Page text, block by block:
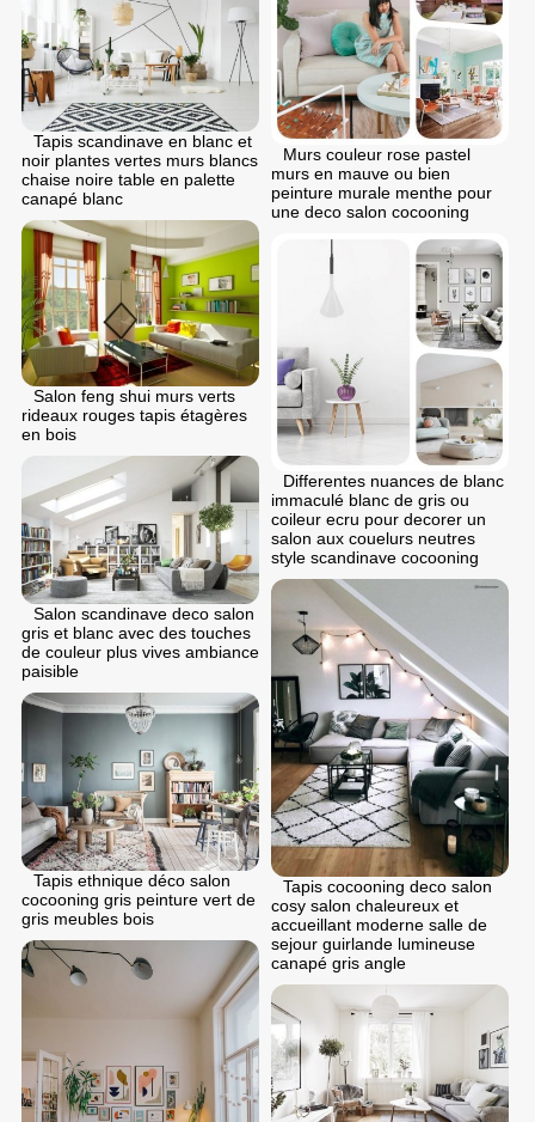
Murs couleur rose pastel
murs en mauve ou bien
peinture murale menthe pour
une deco salon cocooning
Tapis scandinave en blanc et
noir plantes vertes murs blancs
chaise noire table en palette
canapé blanc
Salon feng shui murs verts
rideaux rouges tapis étagères
en bois
Differentes nuances de blanc
immaculé blanc de gris ou
coileur ecru pour decorer un
salon aux couelurs neutres
style scandinave cocooning
Salon scandinave deco salon
gris et blanc avec des touches
de couleur plus vives ambiance
paisible
Tapis cocooning deco salon
cosy salon chaleureux et
accueillant moderne salle de
sejour guirlande lumineuse
canapé gris angle
Tapis ethnique déco salon
cocooning gris peinture vert de
gris meubles bois